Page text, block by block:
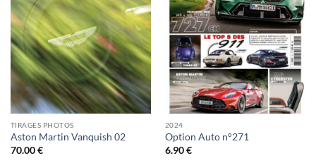
TIRAGES PHOTOS
Aston Martin Vanquish 02
70.00€
2024
Option Auto n°271
6.90€